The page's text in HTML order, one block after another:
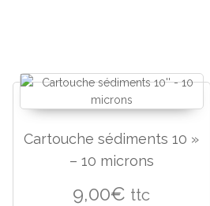
Cartouche sédiments 10 »
– 10 microns
9,00€ ttc